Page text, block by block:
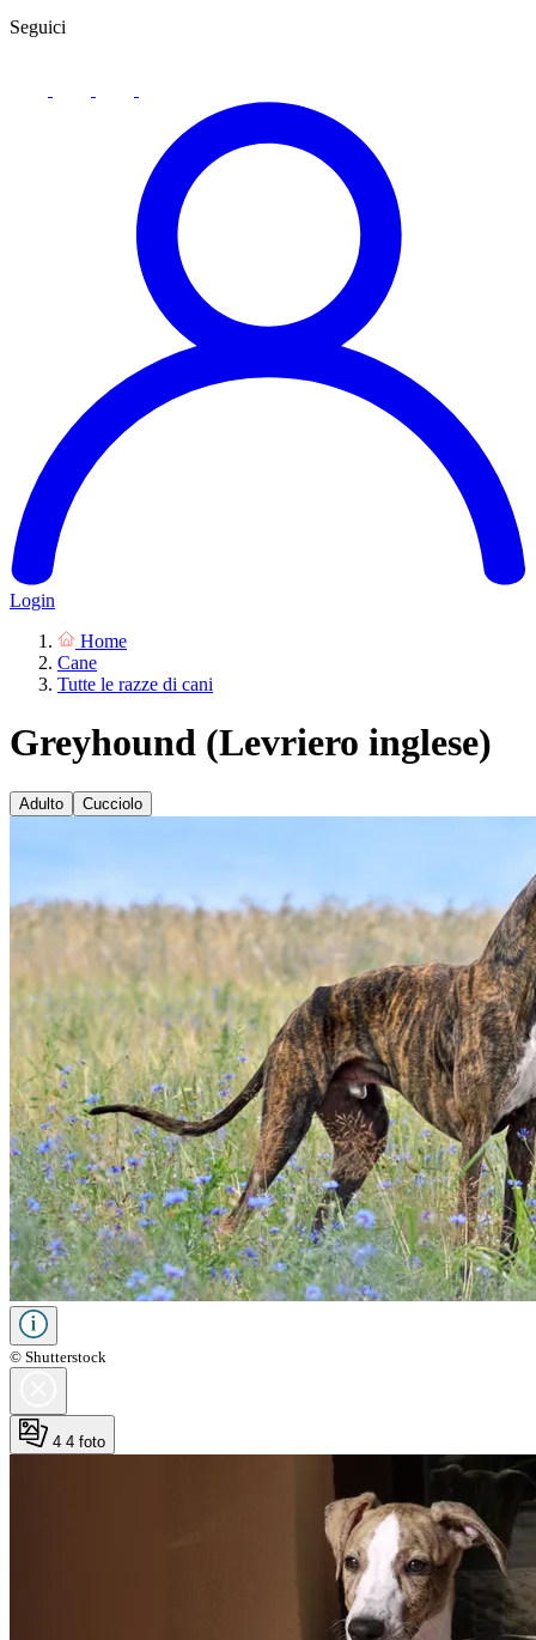
Seguici
Login
Home
Cane
Tutte le razze di cani
Greyhound (Levriero inglese)
Adulto Cucciolo
© Shutterstock
4 4 foto